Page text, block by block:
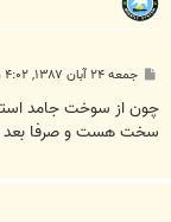
پ
ت
جمعه ۲۴ آبان ۱۳۸۷, ۴:۰۲ ق.ظ
چون از سوخت جامد
سخت هست و صرفا بعد